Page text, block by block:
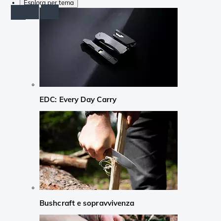
Esplora per tema
EDC: Every Day Carry
Bushcraft e sopravvivenza